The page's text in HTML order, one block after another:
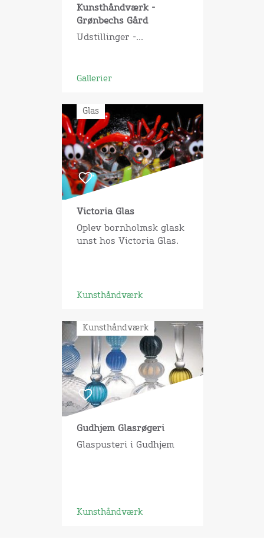
Kunsthåndværk -
Grønbechs Gård
Udstillinger -...
Gallerier
Glas
Victoria Glas
Oplev bornholmsk glask
unst hos Victoria Glas.
Kunsthåndværk
Kunsthåndværk
Gudhjem Glasrøgeri
Glaspusteri i Gudhjem
Kunsthåndværk